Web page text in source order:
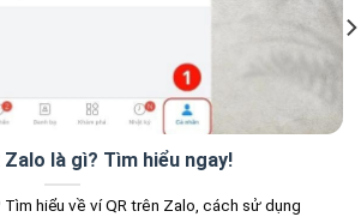
Zalo là gì? Tìm hiểu ngay!
Tìm hiểu về ví QR trên Zalo, cách sử dụng